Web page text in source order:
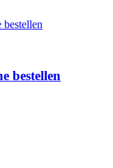
bestellen